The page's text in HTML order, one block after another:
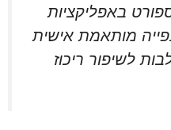
באפליקציות
מותאמת אישית
לשיפור ריכוז